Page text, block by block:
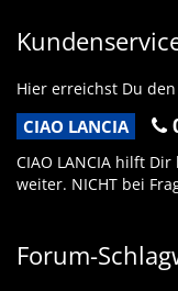
Hier erreichst Du
CIAO LANCIA
CIAO LANCIA hilft
weiter. NICHT bei
Forum-